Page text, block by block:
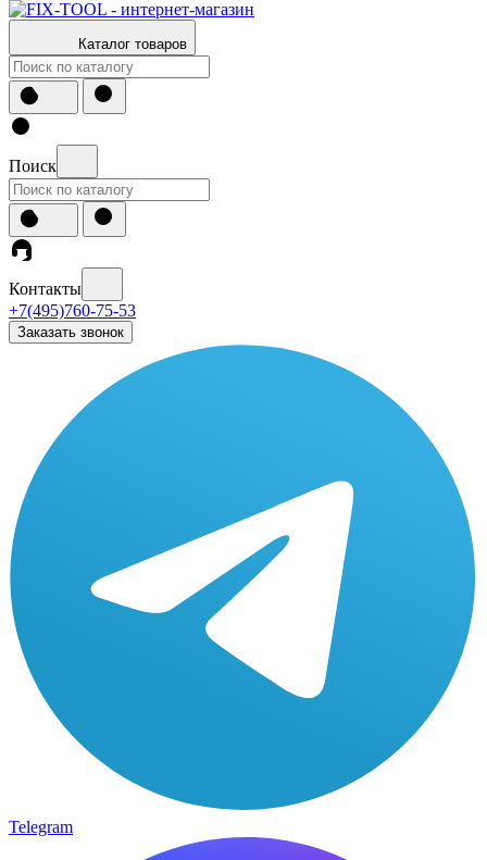
Каталог товаров
Поиск
Контакты
+7(495)760-75-53
Заказать звонок
Telegram